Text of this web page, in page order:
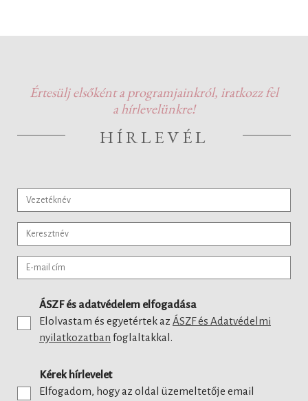
Értesülj elsőként a programjainkról, iratkozz fel
a hírlevelünkre!
HÍRLEVÉL
ÁSZF és adatvédelem elfogadása
Elolvastam és egyetértek az ÁSZF és Adatvédelmi
nyilatkozatban foglaltakkal.
Kérek hírlevelet
Elfogadom, hogy az oldal üzemeltetője email